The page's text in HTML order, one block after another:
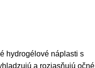
hydrogélové náplasti s
a rozjasňujú očné